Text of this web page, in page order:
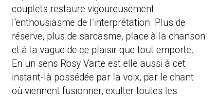
couplets restaure vigoureusement
l’enthousiasme de l’interprétation. Plus de
réserve, plus de sarcasme, place à la chanson
et à la vague de ce plaisir que tout emporte.
En un sens Rosy Varte est elle aussi à cet
instant-là possédée par la voix, par le chant
où viennent fusionner, exulter toutes les